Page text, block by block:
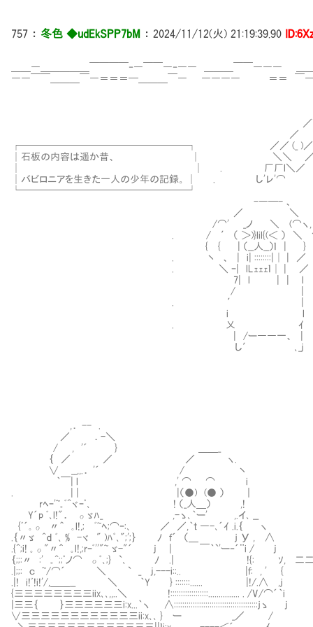
757 ： 冬色 ◆udEkSPP7bM ： 2024/11/12(火) 21:19:39.90
＿＿―＿＿＿＿＿￣￣￣￣‐―￣￣―‐―― ＿＿＿￣￣――― ＿
――￣￣＿＿＿￣―＝＝＝━＿＿＿￣― ―――― ＝＝ ￣――
／＼|ニ
／ ＼＼
┌─────────────────┐ ／／ (_ )／
│石板の内容は遥か昔、 │ ＼＼ ／､__
│ │ . 厂厂l＼／ ､_ノ
│バビロニアを生きた一人の少年の記録。 │ .
└─────────────────┘ (_／
-―─- 、 ￣ ￣￣
／ ＼
/⌒' _ノ ＼ (⌒
. / ′ （ ＞)}lil{(＜ ） ＼
{ { | （__人__）ｌ
. 丶 、 | i| ::::::::|│ | ／
. ＼ ｰ| lLｪｪｪｌ│ | ／ ＿＿
7| l | |
/ | /＿＿＿＿
. ′ | |｀―-
i l |
. 乂 ｲ |
| /ー――一、 | ￣￣￣
し′ ､_ｊ
,． -- .
／ ．-＼
/ , '´ } ＿＿_
｛ ／ ／ ／ ヽ.
∨ __,,.． '´ / 丶
｀￣| l ,' ⌒ ⌒ i │不幸なことから借金
. | | |（●) (●
rﾍｰ'~｡ﾞ^ヾｰﾟ､ ! （_人＿） ,! │身を粉にし
Y´p ﾞ､l!"． οゞﾊ_ ,-ゝ､｀ー' ,.イ､
{ﾞ´｡ο 〃＾ ｡l!,; ﾞ~ﾍ;⌒ｰ:､ ／ ／,｀t ―-､´ｲ .i.｛ ヽ
.｛〃ゞ ^ｄ ﾞ､ % -ヾ " )ﾊﾟ､";';｝ ﾉ ｆ´ （＿ ｊ У , ∧
.{^;i! ｡ο"〃＾ ｡l!,;rｰﾞ''"~ ゞ-"´ j | ￣｀`'ー‐´¨i / j
｛;;:〃 :' ｡^;;ﾟノ⌒ οﾟ､;} `､ ﾉ .| !{: ｿ, 二二二二二
.|;;: ｃ ~/⌒´ ＼ ` _ j,---i::..
.|! i!ﾞ!i!'/,＿＿__ ＼ ｀Y }
{三三三三三三三三iix､､,,..＼
|三三｛ ｝三三三三三三i:x...｀ヽ
∨三三三三三三三三三三三三ii:x､